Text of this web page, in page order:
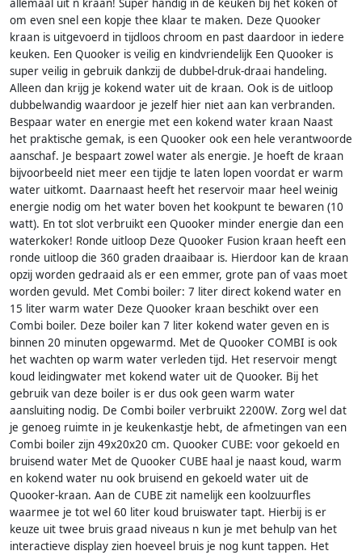
allemaal uit n kraan! Super handig in de keuken bij het koken of
om even snel een kopje thee klaar te maken. Deze Quooker
kraan is uitgevoerd in tijdloos chroom en past daardoor in iedere
keuken. Een Quooker is veilig en kindvriendelijk Een Quooker is
super veilig in gebruik dankzij de dubbel-druk-draai handeling.
Alleen dan krijg je kokend water uit de kraan. Ook is de uitloop
dubbelwandig waardoor je jezelf hier niet aan kan verbranden.
Bespaar water en energie met een kokend water kraan Naast
het praktische gemak, is een Quooker ook een hele verantwoorde
aanschaf. Je bespaart zowel water als energie. Je hoeft de kraan
bijvoorbeeld niet meer een tijdje te laten lopen voordat er warm
water uitkomt. Daarnaast heeft het reservoir maar heel weinig
energie nodig om het water boven het kookpunt te bewaren (10
watt). En tot slot verbruikt een Quooker minder energie dan een
waterkoker! Ronde uitloop Deze Quooker Fusion kraan heeft een
ronde uitloop die 360 graden draaibaar is. Hierdoor kan de kraan
opzij worden gedraaid als er een emmer, grote pan of vaas moet
worden gevuld. Met Combi boiler: 7 liter direct kokend water en
15 liter warm water Deze Quooker kraan beschikt over een
Combi boiler. Deze boiler kan 7 liter kokend water geven en is
binnen 20 minuten opgewarmd. Met de Quooker COMBI is ook
het wachten op warm water verleden tijd. Het reservoir mengt
koud leidingwater met kokend water uit de Quooker. Bij het
gebruik van deze boiler is er dus ook geen warm water
aansluiting nodig. De Combi boiler verbruikt 2200W. Zorg wel dat
je genoeg ruimte in je keukenkastje hebt, de afmetingen van een
Combi boiler zijn 49x20x20 cm. Quooker CUBE: voor gekoeld en
bruisend water Met de Quooker CUBE haal je naast koud, warm
en kokend water nu ook bruisend en gekoeld water uit de
Quooker-kraan. Aan de CUBE zit namelijk een koolzuurfles
waarmee je tot wel 60 liter koud bruiswater tapt. Hierbij is er
keuze uit twee bruis graad niveaus n kun je met behulp van het
interactieve display zien hoeveel bruis je nog kunt tappen. Het